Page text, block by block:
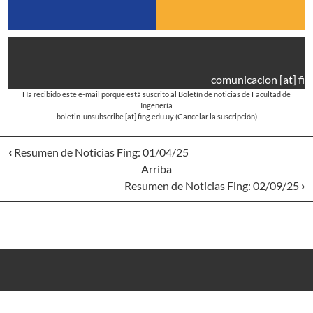
comunicacion [at]
Ha recibido este e-mail porque está suscrito al Boletín de noticias de Facultad de
Ingenería
boletin-unsubscribe[at]fing.edu.uy(Cancelar la suscripción)
‹ Resumen de Noticias Fing: 01/04/25
Arriba
Resumen de Noticias Fing: 02/09/25 ›